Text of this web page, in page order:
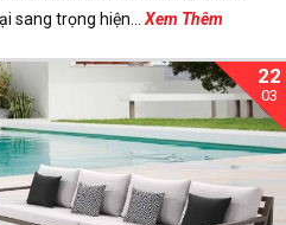
sang trọng hiện... Xem Thêm
22
03